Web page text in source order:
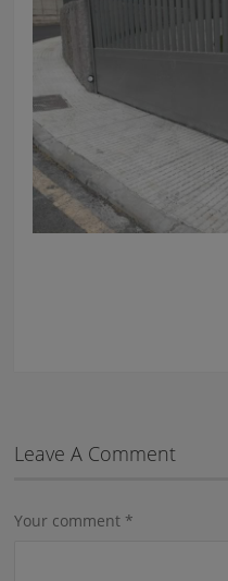
Leave A Comment
Your comment *